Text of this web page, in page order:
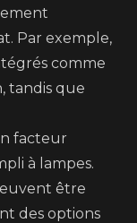
Par exemple,
comme
tandis que
facteur
à lampes.
être
des options